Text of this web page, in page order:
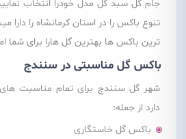
جام گل سبد گل مدل خودرا انتخاب
تنوع باکس را در استان کرمانشاه را دارا
ترین باکس ها بهترین گل هارا برای شما
باکس گل مناسبتی در سنندج
شهر گل سنندج برای تمام مناسبت
دارد از جمله:
باکس گل خاستگاری